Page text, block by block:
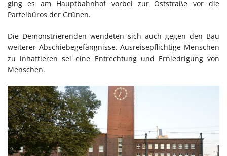
ging es am Hauptbahnhof vorbei zur Oststraße vor die
Parteibüros der Grünen.
Die Demonstrierenden wendeten sich auch gegen den Bau
weiterer Abschiebegefängnisse. Ausreisepflichtige Menschen
zu inhaftieren sei eine Entrechtung und Erniedrigung von
Menschen.